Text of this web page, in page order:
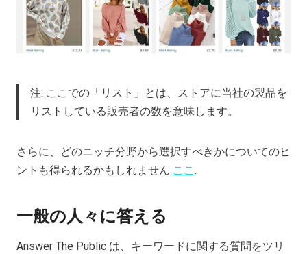
注: ここでの「リスト」とは、ストアに当社の製品を
リストしている販売者の数を意味します。
さらに、どのニッチ分野から選択すべきかについてのヒ
ントも得られるかもしれません ここ.
一般の人々に答える
Answer The Public は、キーワードに関する質問をツリ